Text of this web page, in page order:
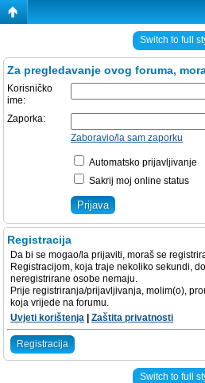
Switch to full
Za pregledavanje ovog foruma,
Korisničko
ime:
Zaporka:
Zaboravio/la sam zaporku
Automatsko prijavljivanje
Sakrij moj online status
Registracija
Da bi se mogao/la prijaviti, moraš se
Registracijom, koja traje nekoliko sekundi,
neregistrirane osobe nemaju.
Prije registriranja/prijavljivanja, molim(o),
koja vrijede na forumu.
Uvjeti korištenja
Zaštita privatnosti
Registracija
Switch to full